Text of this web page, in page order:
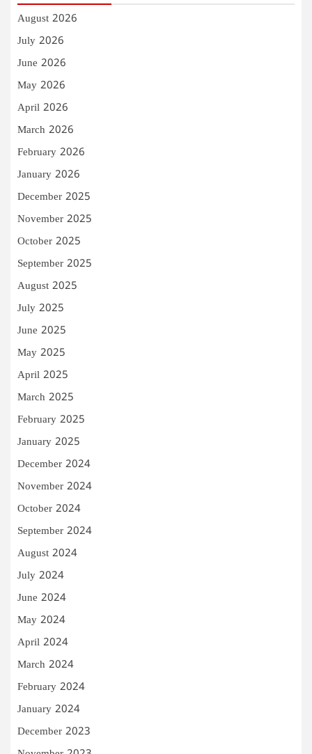
August 2026
July 2026
June 2026
May 2026
April 2026
March 2026
February 2026
January 2026
December 2025
November 2025
October 2025
September 2025
August 2025
July 2025
June 2025
May 2025
April 2025
March 2025
February 2025
January 2025
December 2024
November 2024
October 2024
September 2024
August 2024
July 2024
June 2024
May 2024
April 2024
March 2024
February 2024
January 2024
December 2023